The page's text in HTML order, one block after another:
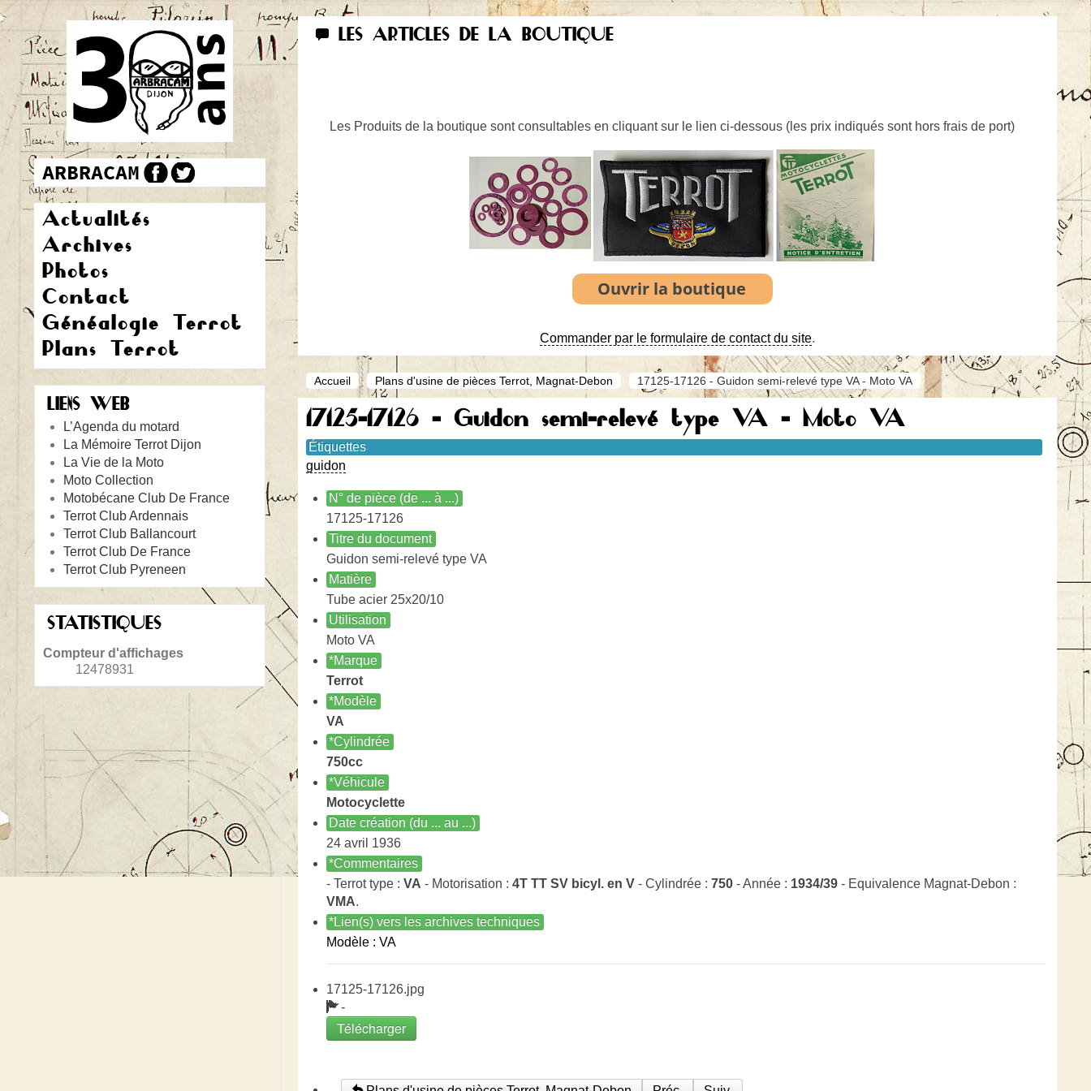
Actualités
Archives
Photos
Contact
Généalogie Terrot
Plans Terrot
LIENS WEB
L’Agenda du motard
La Mémoire Terrot Dijon
La Vie de la Moto
Moto Collection
Motobécane Club De France
Terrot Club Ardennais
Terrot Club Ballancourt
Terrot Club De France
Terrot Club Pyreneen
STATISTIQUES
Compteur d'affichages
12478931
LES ARTICLES DE LA BOUTIQUE
Les Produits de la boutique sont consultables en cliquant sur le lien ci-dessous ( les prix indiqués sont hors frais de port)
Commander par le formulaire de contact du site.
Accueil Plans d'usine de pièces Terrot, Magnat-Debon 17125-17126 - Guidon semi-relevé type VA - Moto VA
17125-17126 - Guidon semi-relevé type VA - Moto VA
Étiquettes
guidon
N° de pièce (de ... à ...)
17125-17126
Titre du document
Guidon semi-relevé type VA
Matière
Tube acier 25x20/10
Utilisation
Moto VA
*Marque
Terrot
*Modèle
VA
*Cylindrée
750cc
*Véhicule
Motocyclette
Date création (du ... au ...)
24 avril 1936
*Commentaires
- Terrot type : VA - Motorisation : 4T TT SV bicyl. en V - Cylindrée : 750 - Année : 1934/39 - Equivalence Magnat-Debon :
VMA.
*Lien(s) vers les archives techniques
Modèle : VA
17125-17126.jpg
-
Télécharger